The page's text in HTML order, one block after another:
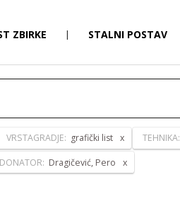
ZBIRKE | STALNI POSTAV
VRSTAGRADJE: grafički list TEHNIKA:
DONATOR: Dragičević, Pero